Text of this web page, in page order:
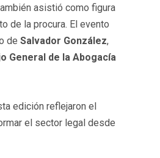
asistió como figura
de la procura. El evento
de Salvador González,
General de la Abogacía
edición reflejaron el
el sector legal desde